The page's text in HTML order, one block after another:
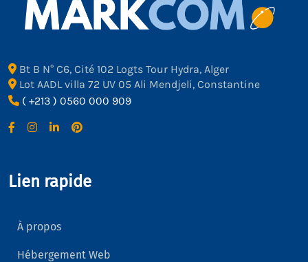
Bt B N° C6, Cité 102 Logts Tour Hydra, Alger
Lot AADL villa 72 UV 05 Ali Mendjeli, Constantine
( +213 ) 0560 000 909
Lien rapide
À propos
Hébergement Web